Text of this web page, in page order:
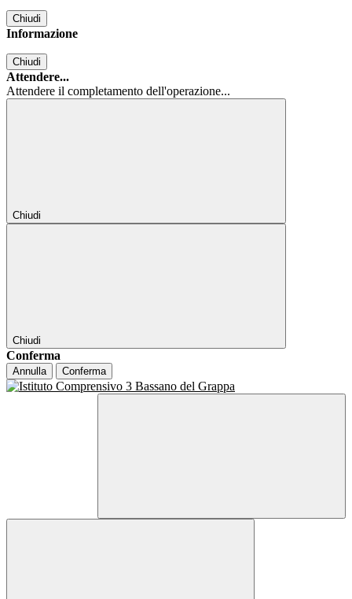
Chiudi
Informazione
Chiudi
Attendere...
Attendere il completamento dell'operazione...
Chiudi
Chiudi
Conferma
Annulla Conferma